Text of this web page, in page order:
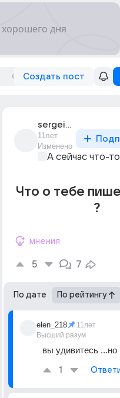
Создать пост
sergei_kireev_157
11лет
Изменено
А сейчас что-
Что о тебе
?
мнения
5 7
По дате По рейтингу
elen_218
Высший разум
11лет
вы удивитесь ...но
1